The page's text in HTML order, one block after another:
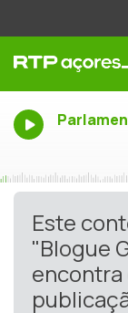
Este
"Blogue